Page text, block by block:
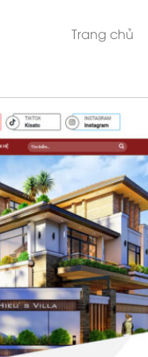
Trang chủ